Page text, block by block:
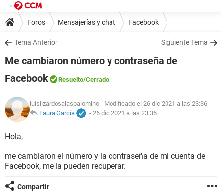
Foros Mensajerías y chat Facebook
Tema Anterior Siguiente Tema
Me cambiaron número y contraseña de
Facebook
Resuelto/Cerrado
luislizardosalaspalomino - Modificado el 26 dic 2021 a las 23:36
Laura García
- 26 dic 2021 a las 23:35
Hola,
me cambiaron el número y la contraseña de mi cuenta de
Facebook, me la pueden recuperar.
Compartir